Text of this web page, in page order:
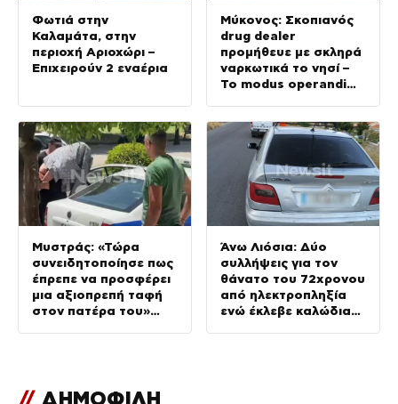
Φωτιά στην
Καλαμάτα, στην
περιοχή Αριοχώρι –
Επιχειρούν 2 εναέρια
Μύκονος: Σκοπιανός
drug dealer
προμήθευε με σκληρά
ναρκωτικά το νησί –
Το modus operandi
καταδίωξη
Μυστράς: «Τώρα
συνειδητοποίησε πως
έπρεπε να προσφέρει
μια αξιοπρεπή ταφή
στον πατέρα του»
Άνω Λιόσια: Δύο
συλλήψεις για τον
θάνατο του 72χρονου
από ηλεκτροπληξία
ενώ έκλεβε καλώδια
// ΔΗΜΟΦΙΛΗ